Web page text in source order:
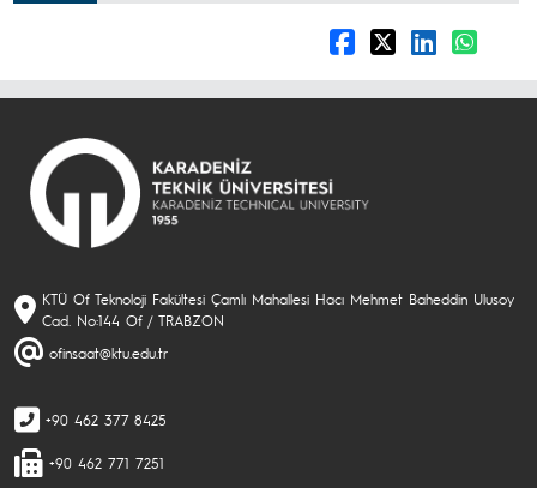
KTÜ Of Teknoloji Fakültesi Çamlı Mahallesi Hacı Mehmet Baheddin Ulusoy
Cad. No:144 Of / TRABZON
ofinsaat@ktu.edu.tr
+90 462 377 8425
+90 462 771 7251